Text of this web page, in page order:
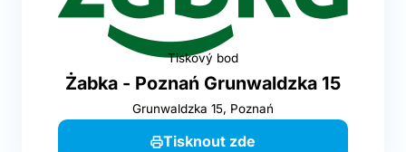
Tiskový bod
Żabka - Poznań Grunwaldzka 15
Grunwaldzka 15, Poznań
Tisknout zde